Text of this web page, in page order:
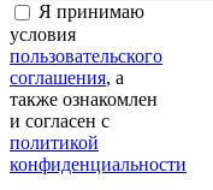
Я принимаю
условия
пользовательского
соглашения, а
также ознакомлен
и согласен с
политикой
конфиденциальности